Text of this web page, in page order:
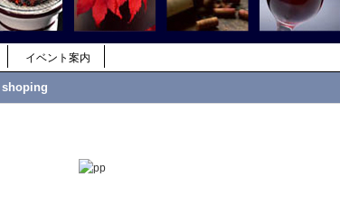
イベント案内
shoping